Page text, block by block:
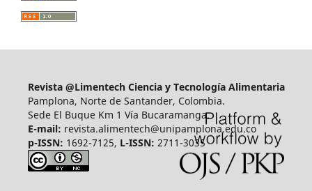
Revista @Limentech Ciencia y Tecnología Alimentaria
Pamplona, Norte de Santander, Colombia.
Sede El Buque Km 1 Vía Bucaramanga.
E-mail: revista.alimentech@unipamplona.edu.co
p-ISSN: 1692-7125, L-ISSN: 2711-3035